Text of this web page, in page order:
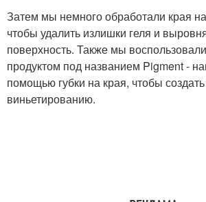
Затем мы немного обработали края
чтобы удалить излишки геля и
поверхность. Также мы
продуктом под названием Pigment -
помощью губки на края, чтобы
виньетированию.